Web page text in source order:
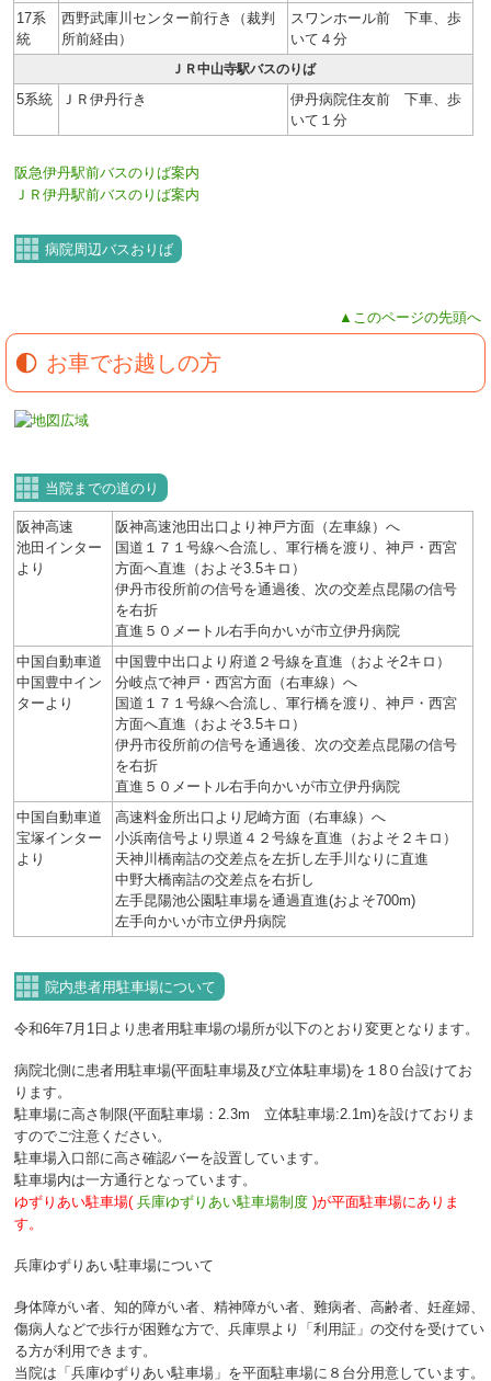
17系
統
西野武庫川センター前行き（裁判
所前経由）
スワンホール前 下車、歩
いて４分
ＪＲ中山寺駅バスのりば
5系統 ＪＲ伊丹行き
伊丹病院住友前 下車、歩
いて１分
阪急伊丹駅前バスのりば案内
ＪＲ伊丹駅前バスのりば案内
病院周辺バスおりば
▲このページの先頭へ
お車でお越しの方
当院までの道のり
阪神高速
池田インター
より
阪神高速池田出口より神戸方面（左車線）へ
国道１７１号線へ合流し、軍行橋を渡り、神戸・西宮
方面へ直進（およそ3.5キロ）
伊丹市役所前の信号を通過後、次の交差点昆陽の信号
を右折
直進５０メートル右手向かいが市立伊丹病院
中国自動車道
中国豊中イン
ターより
中国豊中出口より府道２号線を直進（およそ2キロ）
分岐点で神戸・西宮方面（右車線）へ
国道１７１号線へ合流し、軍行橋を渡り、神戸・西宮
方面へ直進（およそ3.5キロ）
伊丹市役所前の信号を通過後、次の交差点昆陽の信号
を右折
直進５０メートル右手向かいが市立伊丹病院
中国自動車道
宝塚インター
より
高速料金所出口より尼崎方面（右車線）へ
小浜南信号より県道４２号線を直進（およそ２キロ）
天神川橋南詰の交差点を左折し左手川なりに直進
中野大橋南詰の交差点を右折し
左手昆陽池公園駐車場を通過直進(およそ700m)
左手向かいが市立伊丹病院
院内患者用駐車場について
令和6年7月1日より患者用駐車場の場所が以下のとおり変更となります。
病院北側に患者用駐車場(平面駐車場及び立体駐車場)を１8０台設けてお
ります。
駐車場に高さ制限(平面駐車場：2.3m 立体駐車場:2.1m)を設けておりま
すのでご注意ください。
駐車場入口部に高さ確認バーを設置しています。
駐車場内は一方通行となっています。
ゆずりあい駐車場( 兵庫ゆずりあい駐車場制度 )が平面駐車場にありま
す。
兵庫ゆずりあい駐車場について
身体障がい者、知的障がい者、精神障がい者、難病者、高齢者、妊産婦、
傷病人などで歩行が困難な方で、兵庫県より「利用証」の交付を受けてい
る方が利用できます。
当院は「兵庫ゆずりあい駐車場」を平面駐車場に８台分用意しています。